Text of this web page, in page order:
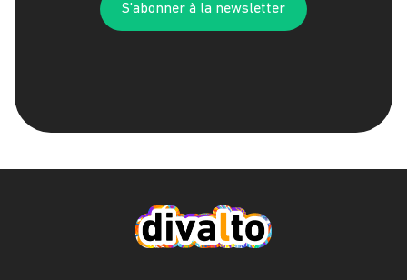
S’abonner à la newsletter